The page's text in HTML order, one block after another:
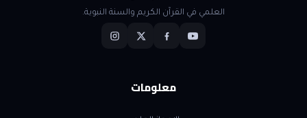
العلمي في القرآن الكريم والسنة النبوية.
معلومات